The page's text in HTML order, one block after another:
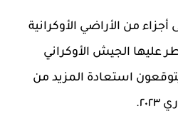
من الأراضي الأوكرانية
عليها الجيش الأوكراني
يتوقعون استعادة المزيد من